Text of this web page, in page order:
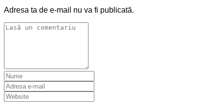
Adresa ta de e-mail nu va fi publicată.